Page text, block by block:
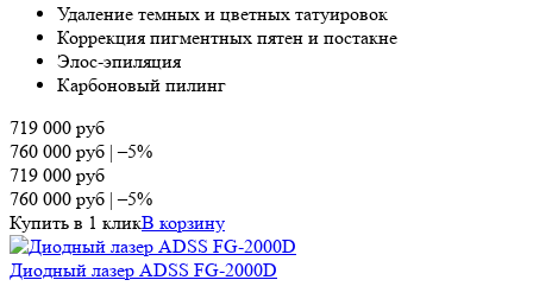
Удаление темных и цветных татуировок
Коррекция пигментных пятен и постакне
Элос-эпиляция
Карбоновый пилинг
719 000 руб
760 000 руб |–5%
719 000 руб
760 000 руб |–5%
Купить в 1 кликВ корзину
Диодный лазер ADSS FG-2000D